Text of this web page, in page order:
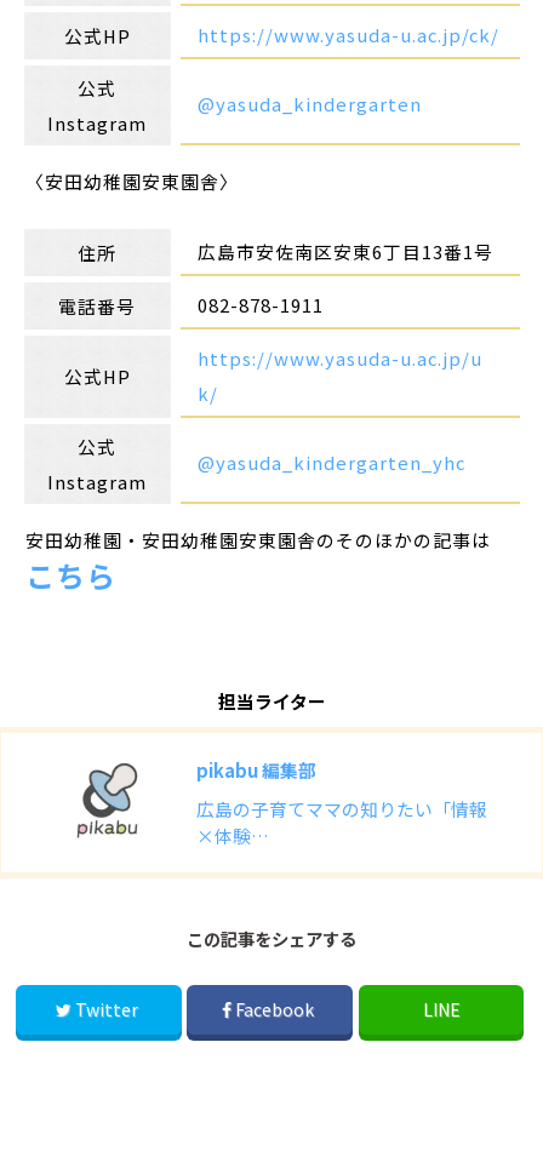
公式HP https://www.yasuda-u.ac.jp/ck/
公式
Instagram
@yasuda_kindergarten
〈安田幼稚園安東園舎〉
住所 広島市安佐南区安東6丁目13番1号
電話番号 082-878-1911
公式HP
https://www.yasuda-u.ac.jp/u
k/
公式
Instagram
@yasuda_kindergarten_yhc
安田幼稚園・安田幼稚園安東園舎のそのほかの記事は
こちら
担当ライター
pikabu 編集部
広島の子育てママの知りたい「情報
×体験…
この記事をシェアする
Twitter Facebook LINE